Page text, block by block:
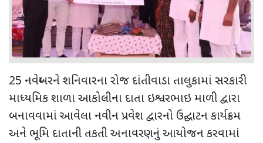
25 નવેમ્બરને શનિવારના રોજ દાંતીવાડા તાલુકામાં સરકારી
માધ્યમિક શાળા આકોલીના દાતા ઇશ્વરભાઇ માળી દ્વારા
બનાવવામાં આવેલા નવીન પ્રવેશ દ્વારનો ઉદ્ઘાટન કાર્યક્રમ
અને ભૂમિ દાતાની તકતી અનાવરણનું આયોજન કરવામાં